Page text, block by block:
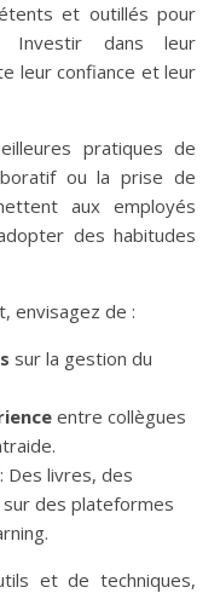
et outillés pour
Investir dans leur
leur confiance et leur
pratiques de
ou la prise de
aux employés
des habitudes
envisagez de :
sur la gestion du
entre collègues
: Des livres, des
des plateformes
et de techniques,